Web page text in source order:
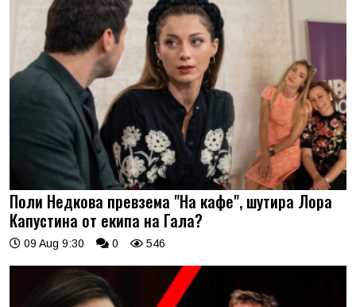
Поли Недкова превзема "На кафе", шутира Лора
Капустина от екипа на Гала?
09 Aug 9:30 0 546